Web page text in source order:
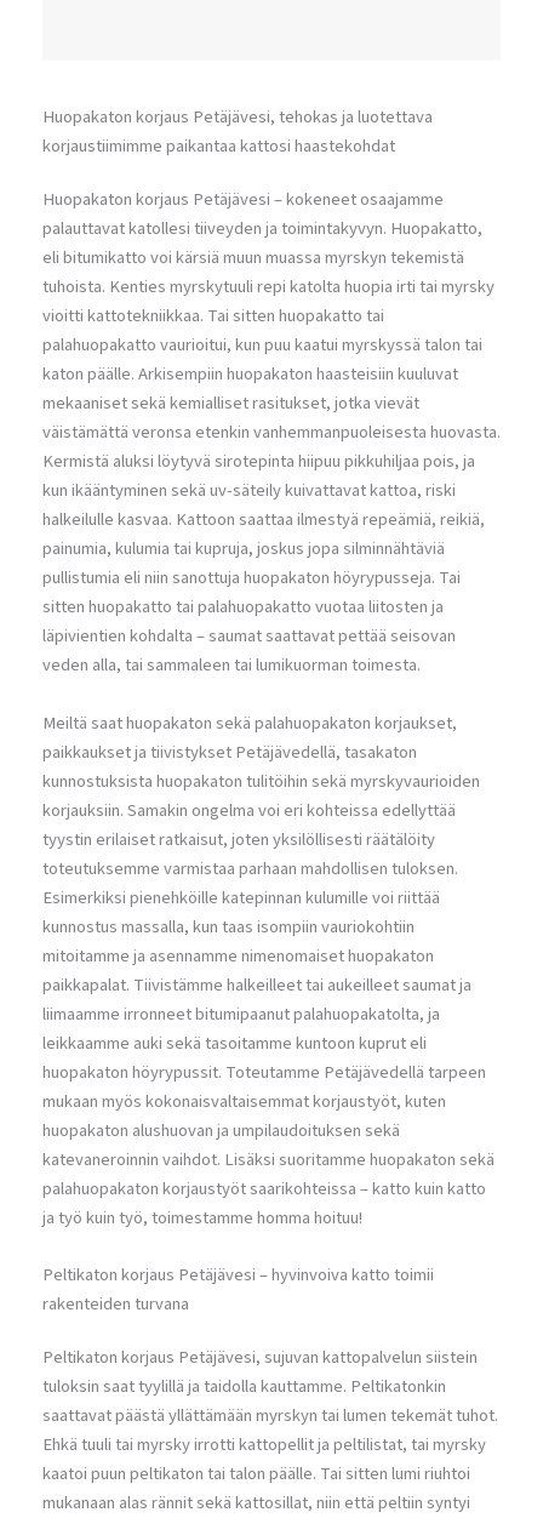
Huopakaton korjaus Petäjävesi, tehokas ja luotettava
korjaustiimimme paikantaa kattosi haastekohdat
Huopakaton korjaus Petäjävesi – kokeneet osaajamme
palauttavat katollesi tiiveyden ja toimintakyvyn. Huopakatto,
eli bitumikatto voi kärsiä muun muassa myrskyn tekemistä
tuhoista. Kenties myrskytuuli repi katolta huopia irti tai myrsky
vioitti kattotekniikkaa. Tai sitten huopakatto tai
palahuopakatto vaurioitui, kun puu kaatui myrskyssä talon tai
katon päälle. Arkisempiin huopakaton haasteisiin kuuluvat
mekaaniset sekä kemialliset rasitukset, jotka vievät
väistämättä veronsa etenkin vanhemmanpuoleisesta huovasta.
Kermistä aluksi löytyvä sirotepinta hiipuu pikkuhiljaa pois, ja
kun ikääntyminen sekä uv-säteily kuivattavat kattoa, riski
halkeilulle kasvaa. Kattoon saattaa ilmestyä repeämiä, reikiä,
painumia, kulumia tai kupruja, joskus jopa silminnähtäviä
pullistumia eli niin sanottuja huopakaton höyrypusseja. Tai
sitten huopakatto tai palahuopakatto vuotaa liitosten ja
läpivientien kohdalta – saumat saattavat pettää seisovan
veden alla, tai sammaleen tai lumikuorman toimesta.
Meiltä saat huopakaton sekä palahuopakaton korjaukset,
paikkaukset ja tiivistykset Petäjävedellä, tasakaton
kunnostuksista huopakaton tulitöihin sekä myrskyvaurioiden
korjauksiin. Samakin ongelma voi eri kohteissa edellyttää
tyystin erilaiset ratkaisut, joten yksilöllisesti räätälöity
toteutuksemme varmistaa parhaan mahdollisen tuloksen.
Esimerkiksi pienehköille katepinnan kulumille voi riittää
kunnostus massalla, kun taas isompiin vauriokohtiin
mitoitamme ja asennamme nimenomaiset huopakaton
paikkapalat. Tiivistämme halkeilleet tai aukeilleet saumat ja
liimaamme irronneet bitumipaanut palahuopakatolta, ja
leikkaamme auki sekä tasoitamme kuntoon kuprut eli
huopakaton höyrypussit. Toteutamme Petäjävedellä tarpeen
mukaan myös kokonaisvaltaisemmat korjaustyöt, kuten
huopakaton alushuovan ja umpilaudoituksen sekä
katevaneroinnin vaihdot. Lisäksi suoritamme huopakaton sekä
palahuopakaton korjaustyöt saarikohteissa – katto kuin katto
ja työ kuin työ, toimestamme homma hoituu!
Peltikaton korjaus Petäjävesi – hyvinvoiva katto toimii
rakenteiden turvana
Peltikaton korjaus Petäjävesi, sujuvan kattopalvelun siistein
tuloksin saat tyylillä ja taidolla kauttamme. Peltikatonkin
saattavat päästä yllättämään myrskyn tai lumen tekemät tuhot.
Ehkä tuuli tai myrsky irrotti kattopellit ja peltilistat, tai myrsky
kaatoi puun peltikaton tai talon päälle. Tai sitten lumi riuhtoi
mukanaan alas rännit sekä kattosillat, niin että peltiin syntyi